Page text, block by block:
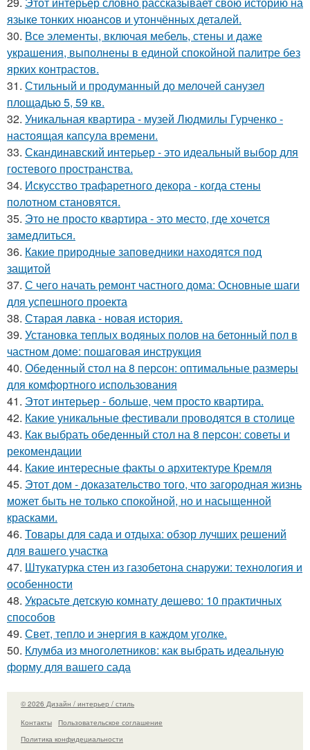
языке тонких нюансов и утончённых деталей.
30. Все элементы, включая мебель, стены и даже
украшения, выполнены в единой спокойной палитре без
ярких контрастов.
31. Стильный и продуманный до мелочей санузел
площадью 5, 59 кв.
32. Уникальная квартира - музей Людмилы Гурченко -
настоящая капсула времени.
33. Скандинавский интерьер - это идеальный выбор для
гостевого пространства.
34. Искусство трафаретного декора - когда стены
полотном становятся.
35. Это не просто квартира - это место, где хочется
замедлиться.
36. Какие природные заповедники находятся под
защитой
37. С чего начать ремонт частного дома: Основные шаги
для успешного проекта
38. Старая лавка - новая история.
39. Установка теплых водяных полов на бетонный пол в
частном доме: пошаговая инструкция
40. Обеденный стол на 8 персон: оптимальные размеры
для комфортного использования
41. Этот интерьер - больше, чем просто квартира.
42. Какие уникальные фестивали проводятся в столице
43. Как выбрать обеденный стол на 8 персон: советы и
рекомендации
44. Какие интересные факты о архитектуре Кремля
45. Этот дом - доказательство того, что загородная жизнь
может быть не только спокойной, но и насыщенной
красками.
46. Товары для сада и отдыха: обзор лучших решений
для вашего участка
47. Штукатурка стен из газобетона снаружи: технология и
особенности
48. Украсьте детскую комнату дешево: 10 практичных
способов
49. Свет, тепло и энергия в каждом уголке.
50. Клумба из многолетников: как выбрать идеальную
форму для вашего сада
© 2026 Дизайн / интерьер / стиль
Контакты
Пользовательское соглашение
Политика конфидециальности